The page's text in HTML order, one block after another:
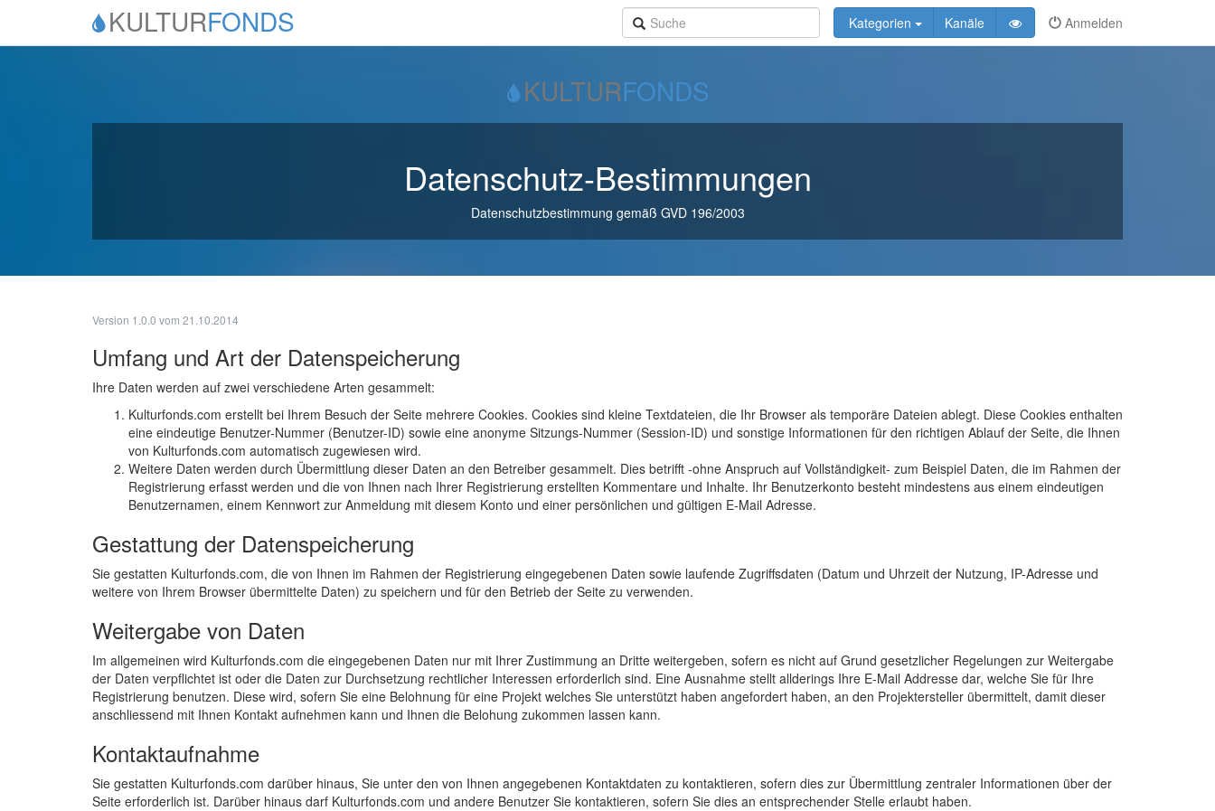
KULTURFONDS Anmelden
Kategorien Kanäle
KULTURFONDS
Datenschutz-Bestimmungen
Datenschutzbestimmung gemäß GVD 196/2003
Version 1.0.0 vom 21.10.2014
Umfang und Art der Datenspeicherung
Ihre Daten werden auf zwei verschiedene Arten gesammelt:
Kulturfonds.com erstellt bei Ihrem Besuch der Seite mehrere Cookies. Cookies sind kleine Textdateien, die Ihr Browser als temporäre Dateien ablegt. Diese Cookies enthalten
eine eindeutige Benutzer-Nummer (Benutzer-ID) sowie eine anonyme Sitzungs-Nummer (Session-ID) und sonstige Informationen für den richtigen Ablauf der Seite, die Ihnen
von Kulturfonds.com automatisch zugewiesen wird.
Weitere Daten werden durch Übermittlung dieser Daten an den Betreiber gesammelt. Dies betrifft -ohne Anspruch auf Vollständigkeit- zum Beispiel Daten, die im Rahmen der
Registrierung erfasst werden und die von Ihnen nach Ihrer Registrierung erstellten Kommentare und Inhalte. Ihr Benutzerkonto besteht mindestens aus einem eindeutigen
Benutzernamen, einem Kennwort zur Anmeldung mit diesem Konto und einer persönlichen und gültigen E-Mail Adresse.
Gestattung der Datenspeicherung
Sie gestatten Kulturfonds.com, die von Ihnen im Rahmen der Registrierung eingegebenen Daten sowie laufende Zugriffsdaten (Datum und Uhrzeit der Nutzung, IP-Adresse und
weitere von Ihrem Browser übermittelte Daten) zu speichern und für den Betrieb der Seite zu verwenden.
Weitergabe von Daten
Im allgemeinen wird Kulturfonds.com die eingegebenen Daten nur mit Ihrer Zustimmung an Dritte weitergeben, sofern es nicht auf Grund gesetzlicher Regelungen zur Weitergabe
der Daten verpflichtet ist oder die Daten zur Durchsetzung rechtlicher Interessen erforderlich sind. Eine Ausnahme stellt allderings Ihre E-Mail Addresse dar, welche Sie für Ihre
Registrierung benutzen. Diese wird, sofern Sie eine Belohnung für eine Projekt welches Sie unterstützt haben angefordert haben, an den Projektersteller übermittelt, damit dieser
anschliessend mit Ihnen Kontakt aufnehmen kann und Ihnen die Belohung zukommen lassen kann.
Kontaktaufnahme
Sie gestatten Kulturfonds.com darüber hinaus, Sie unter den von Ihnen angegebenen Kontaktdaten zu kontaktieren, sofern dies zur Übermittlung zentraler Informationen über der
Seite erforderlich ist. Darüber hinaus darf Kulturfonds.com und andere Benutzer Sie kontaktieren, sofern Sie dies an entsprechender Stelle erlaubt haben.